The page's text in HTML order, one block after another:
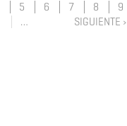
5 6 7 8
9
…
SIGUIENTE ›